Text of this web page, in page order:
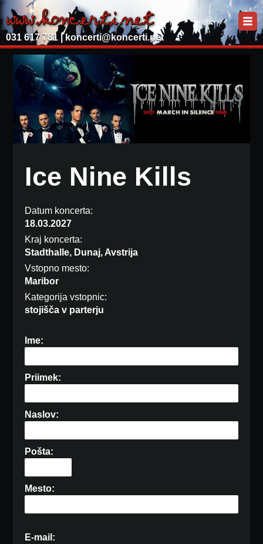
031 617 781 | koncerti@koncerti.net
Ice Nine Kills
Datum koncerta:
18.03.2027
Kraj koncerta:
Stadthalle, Dunaj, Avstrija
Vstopno mesto:
Maribor
Kategorija vstopnic:
stojišča v parterju
Ime:
Priimek:
Naslov:
Pošta:
Mesto:
E-mail: